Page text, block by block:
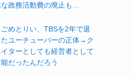
政務活動費の廃止も…
めとりい、TBSを2年で退
ユーチューバーの正体→ク
イターとしても経営者として
能だったんだろう